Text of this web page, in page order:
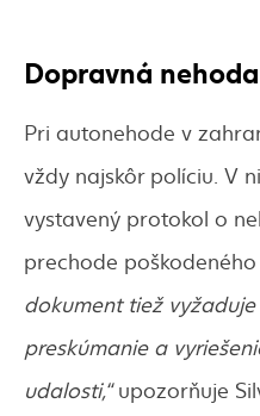
Dopravná nehoda
Pri autonehode v
vždy najskôr políciu. V
vystavený protokol o
prechode
dokument tiež
preskúmanie a
udalosti,“upozorňuje